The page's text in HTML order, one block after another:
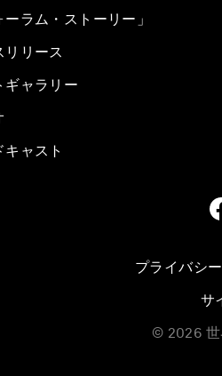
ーラム・ストーリー」
リリース
ギャラリー
キャスト
プライバシ
サ
© 2026